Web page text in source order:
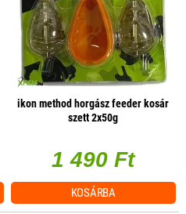
ikon method horgász feeder kosár
szett 2x50g
1 490 Ft
KOSÁRBA